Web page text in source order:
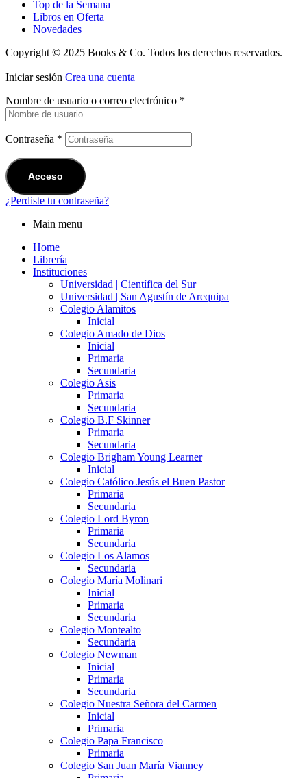
Top de la Semana
Libros en Oferta
Novedades
Copyright © 2025 Books & Co. Todos los derechos reservados.
Iniciar sesión Crea una cuenta
Nombre de usuario o correo electrónico *
Contraseña *
Acceso
¿Perdiste tu contraseña?
Main menu
Home
Librería
Instituciones
Universidad | Científica del Sur
Universidad | San Agustín de Arequipa
Colegio Alamitos
Inicial
Colegio Amado de Dios
Inicial
Primaria
Secundaria
Colegio Asis
Primaria
Secundaria
Colegio B.F Skinner
Primaria
Secundaria
Colegio Brigham Young Learner
Inicial
Colegio Católico Jesús el Buen Pastor
Primaria
Secundaria
Colegio Lord Byron
Primaria
Secundaria
Colegio Los Alamos
Secundaria
Colegio María Molinari
Inicial
Primaria
Secundaria
Colegio Montealto
Secundaria
Colegio Newman
Inicial
Primaria
Secundaria
Colegio Nuestra Señora del Carmen
Inicial
Primaria
Colegio Papa Francisco
Primaria
Colegio San Juan María Vianney